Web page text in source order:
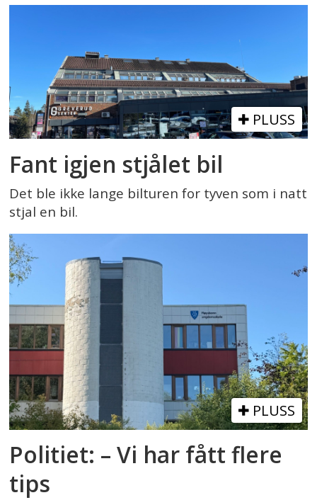
PLUSS
Fant igjen stjålet bil
Det ble ikke lange bilturen for tyven som i natt
stjal en bil.
PLUSS
Politiet: – Vi har fått flere
tips